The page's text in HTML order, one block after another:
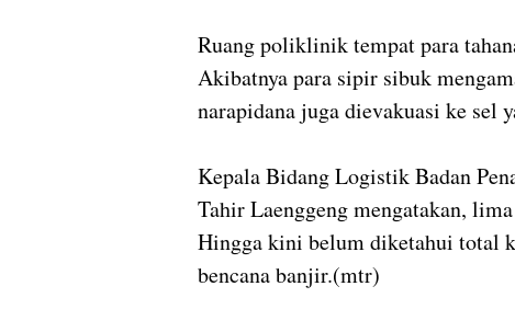
Ruang poliklinik tempat para
Akibatnya para sipir sibuk
narapidana juga dievakuasi ke sel
Kepala Bidang Logistik Badan
Tahir Laenggeng mengatakan,
Hingga kini belum diketahui total
bencana banjir.(mtr)